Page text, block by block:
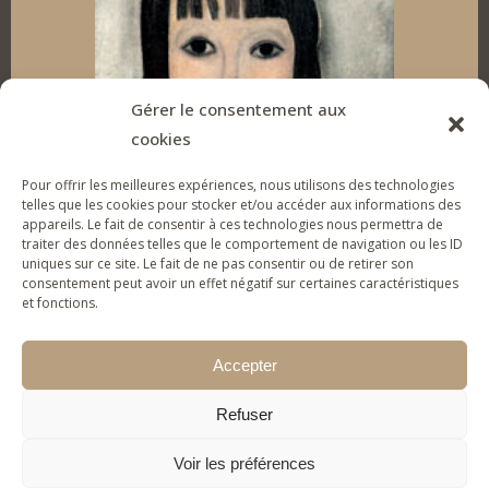
Gérer le consentement aux
cookies
Pour offrir les meilleures expériences, nous utilisons des technologies
telles que les cookies pour stocker et/ou accéder aux informations des
appareils. Le fait de consentir à ces technologies nous permettra de
traiter des données telles que le comportement de navigation ou les ID
uniques sur ce site. Le fait de ne pas consentir ou de retirer son
consentement peut avoir un effet négatif sur certaines caractéristiques
et fonctions.
Accepter
Refuser
Voir les préférences
e
d
I
b
o
o
a
g
r
m
u
b
e
SUPPORT THE FOUNDATION
young people & families and help them (re)gain
MAKE A DONATION